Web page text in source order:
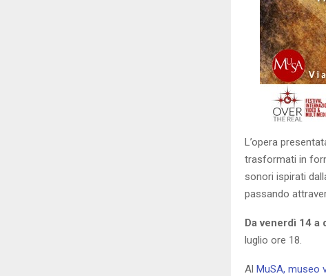
L’opera
trasformati in
sonori ispirati
passando
Da venerdì 14
luglio ore 18.
Al MuSA, museo